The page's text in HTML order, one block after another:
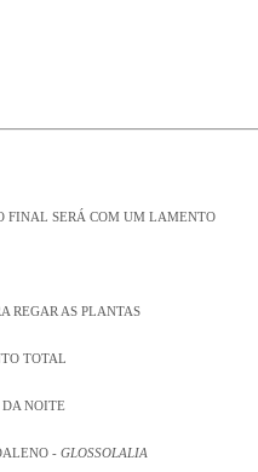
FINAL SERÁ COM UM LAMENTO
REGAR AS PLANTAS
TOTAL
NOITE
- GLOSSOLALIA